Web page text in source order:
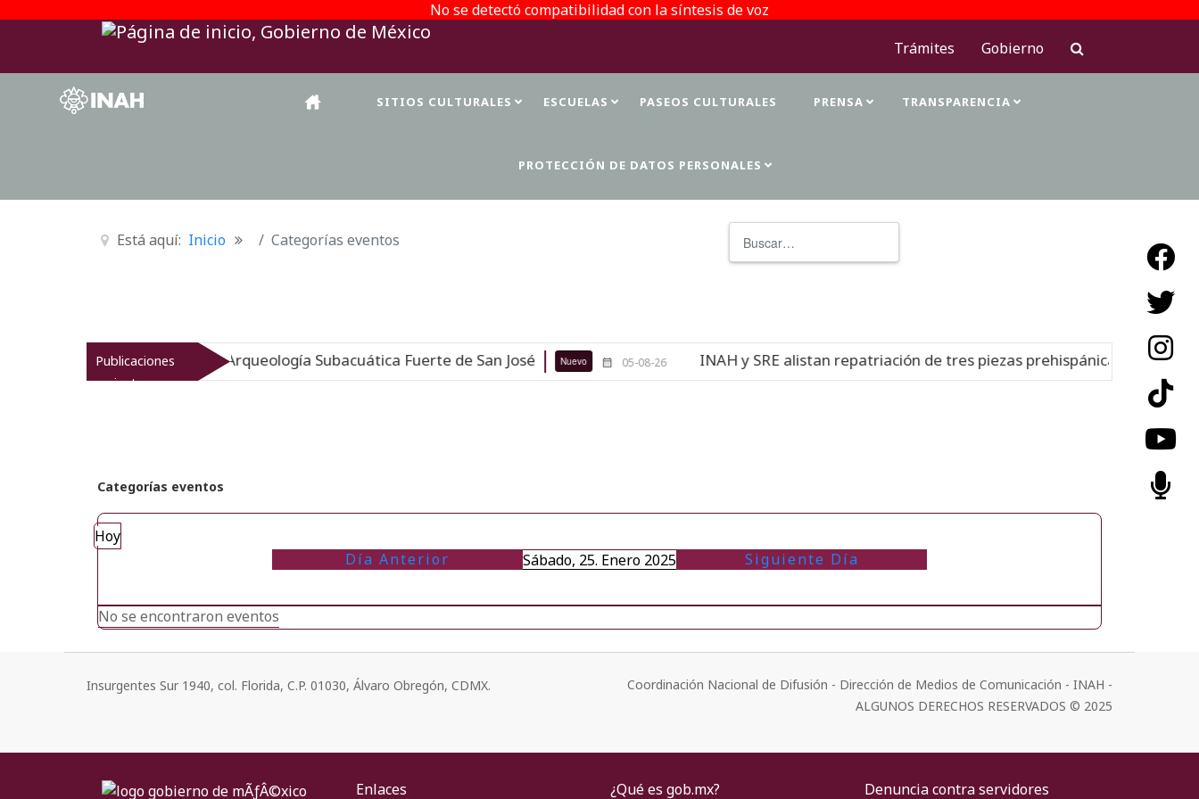
No se detectó compatibilidad con la síntesis de voz
Trámites
Gobierno
SITIOS CULTURALES ESCUELAS PASEOS CULTURALES PRENSA TRANSPARENCIA
PROTECCIÓN DE DATOS PERSONALES
Está aquí: Inicio Categorías eventos
Publicaciones
recientes
sumergido: Museo de Arqueología Subacuática Fuerte de San José Nuevo 05-08-26 INAH y SRE alistan repatriación de tres piezas prehispánicas desde
Categorías eventos
Hoy
Día Anterior
Sábado, 25. Enero 2025 Siguiente Día
No se encontraron eventos
Insurgentes Sur 1940, col. Florida, C.P. 01030, Álvaro Obregón, CDMX.
Coordinación Nacional de Difusión - Dirección de Medios de Comunicación - INAH -
ALGUNOS DERECHOS RESERVADOS © 2025
Enlaces ¿Qué es gob.mx?
Denuncia contra servidores